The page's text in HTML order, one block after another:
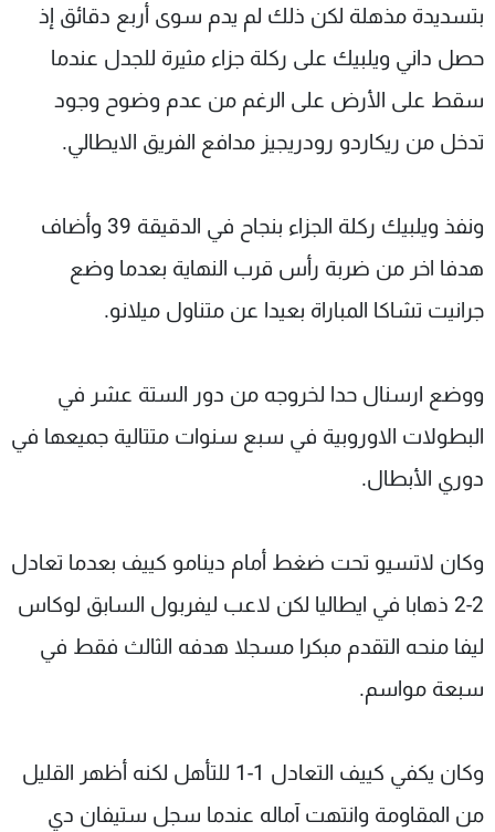
بتسديدة مذهلة لكن ذلك لم يدم سوى أربع دقائق إذ
حصل داني ويلبيك على ركلة جزاء مثيرة للجدل عندما
سقط على الأرض على الرغم من عدم وضوح وجود
تدخل من ريكاردو رودريجيز مدافع الفريق الايطالي.
ونفذ ويلبيك ركلة الجزاء بنجاح في الدقيقة 39 وأضاف
هدفا اخر من ضربة رأس قرب النهاية بعدما وضع
جرانيت تشاكا المباراة بعيدا عن متناول ميلانو.
ووضع ارسنال حدا لخروجه من دور الستة عشر في
البطولات الاوروبية في سبع سنوات متتالية جميعها في
دوري الأبطال.
وكان لاتسيو تحت ضغط أمام دينامو كييف بعدما تعادل
2-2 ذهابا في ايطاليا لكن لاعب ليفربول السابق لوكاس
ليفا منحه التقدم مبكرا مسجلا هدفه الثالث فقط في
سبعة مواسم.
وكان يكفي كييف التعادل 1-1 للتأهل لكنه أظهر القليل
من المقاومة وانتهت آماله عندما سجل ستيفان دي